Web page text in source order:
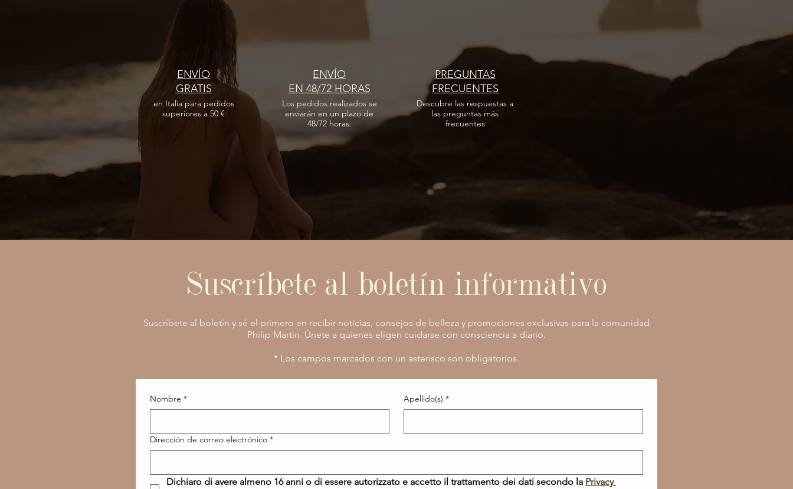
ENVÍO
GRATIS
en Italia para pedidos
superiores a 50 €
ENVÍO
EN 48/72 HORAS
Los pedidos realizados se
enviarán en un plazo de
48/72 horas.
PREGUNTAS
FRECUENTES
Descubre las respuestas a
las preguntas más
frecuentes
Suscríbete al boletín informativo
Suscríbete al boletín y sé el primero en recibir noticias, consejos de belleza y promociones exclusivas para la comunidad
Philip Martin. Únete a quienes eligen cuidarse con consciencia a diario.
* Los campos marcados con un asterisco son obligatorios.
Nombre * Apellido(s) *
Dirección de correo electrónico *
Dichiaro di avere almeno 16 anni o di essere autorizzato e accetto il trattamento dei dati secondo la Privacy